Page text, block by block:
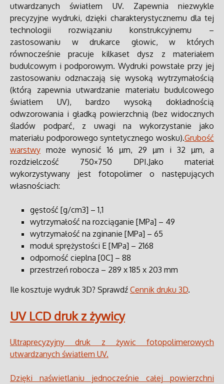
utwardzanych światłem UV. Zapewnia niezwykle
precyzyjne wydruki, dzięki charakterystycznemu dla tej
technologii rozwiązaniu konstrukcyjnemu –
zastosowaniu w drukarce głowic, w których
równocześnie pracuje kilkaset dysz z materiałem
budulcowym i podporowym. Wydruki powstałe przy jej
zastosowaniu odznaczają się wysoką wytrzymałością
(którą zapewnia utwardzanie materiału budulcowego
światłem UV), bardzo wysoką dokładnością
odwzorowania i gładką powierzchnią (bez widocznych
śladów podparć, z uwagi na wykorzystanie jako
materiału podporowego syntetycznego wosku).Grubość
warstwy może wynosić 16 µm, 29 µm i 32 µm, a
rozdzielczość 750×750 DPI.Jako materiał
wykorzystywany jest fotopolimer o następujących
własnościach:
gęstość [g/cm3] – 1,1
wytrzymałość na rozciąganie [MPa] – 49
wytrzymałość na zginanie [MPa] – 65
moduł sprężystości E [MPa] – 2168
odporność cieplna [0C] – 88
przestrzeń robocza – 289 x 185 x 203 mm
Ile kosztuje wydruk 3D? Sprawdź Cennik druku 3D.
UV LCD druk z żywicy
Ultraprecyzyjny druk z żywic fotopolimerowych
utwardzanych światłem UV.
Dzięki naświetlaniu jednocześnie całej powierzchni